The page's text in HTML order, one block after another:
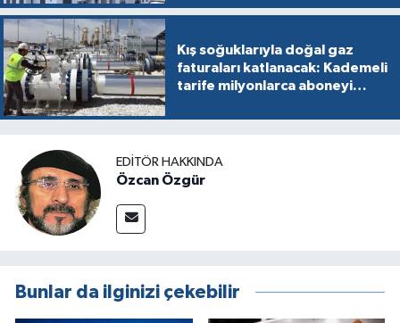
Kış soğuklarıyla doğal gaz
faturaları katlanacak: Kademeli
tarife milyonlarca aboneyi
EDITÖR HAKKINDA
Özcan Özgür
Bunlar da ilginizi çekebilir